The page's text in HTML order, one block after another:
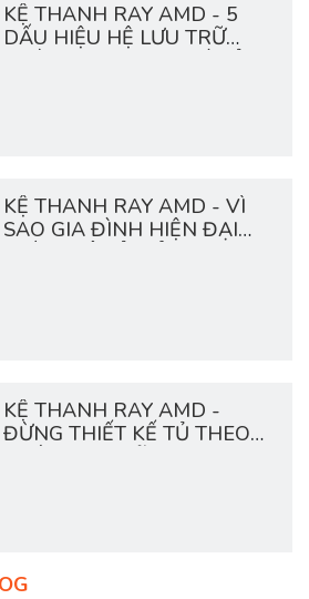
KỆ THANH RAY AMD - 5
DẤU HIỆU HỆ LƯU TRỮ
KỆ THANH RAY AMD - VÌ
SAO GIA ĐÌNH HIỆN ĐẠI
KỆ THANH RAY AMD -
ĐỪNG THIẾT KẾ TỦ THEO